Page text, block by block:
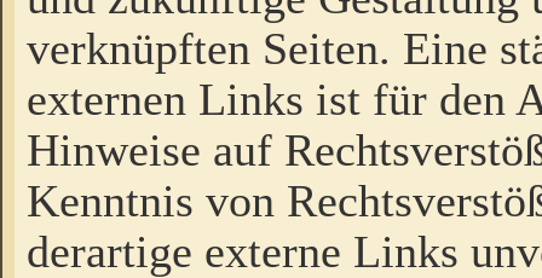
verknüpften Seiten. Eine
externen Links ist für den
Hinweise auf
Kenntnis von
derartige externe Links